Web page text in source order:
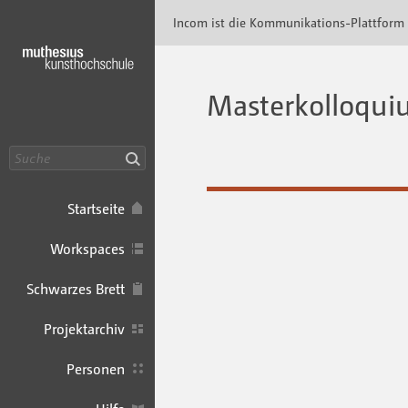
Startseite
Workspaces
Schwarzes Brett
Projektarchiv
Personen
Incom ist die Kommunikations-Plattform